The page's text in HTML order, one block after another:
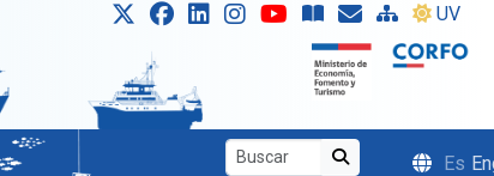
UV
Es